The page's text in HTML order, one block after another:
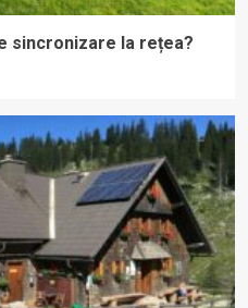
sincronizare la rețea?